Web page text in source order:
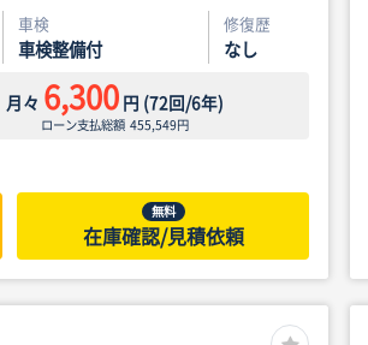
車検
車検整備付
修復歴
なし
月々 6,300円 (72回/6年)
ローン支払総額 455,549円
無料
在庫確認/見積依頼